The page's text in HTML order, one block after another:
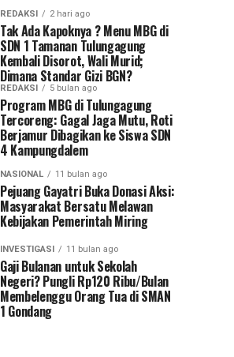
REDAKSI 2 hari ago
Tak Ada Kapoknya ? Menu MBG di
SDN 1 Tamanan Tulungagung
Kembali Disorot, Wali Murid;
Dimana Standar Gizi BGN?
REDAKSI 5 bulan ago
Program MBG di Tulungagung
Tercoreng: Gagal Jaga Mutu, Roti
Berjamur Dibagikan ke Siswa SDN
4 Kampungdalem
NASIONAL 11 bulan ago
Pejuang Gayatri Buka Donasi Aksi:
Masyarakat Bersatu Melawan
Kebijakan Pemerintah Miring
INVESTIGASI 11 bulan ago
Gaji Bulanan untuk Sekolah
Negeri? Pungli Rp120 Ribu/Bulan
Membelenggu Orang Tua di SMAN
1 Gondang